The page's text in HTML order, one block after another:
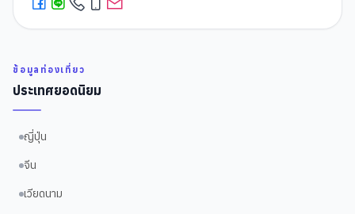
ข้อมูลท่องเที่ยว
ประเทศยอดนิยม
ญี่ปุ่น
จีน
เวียดนาม